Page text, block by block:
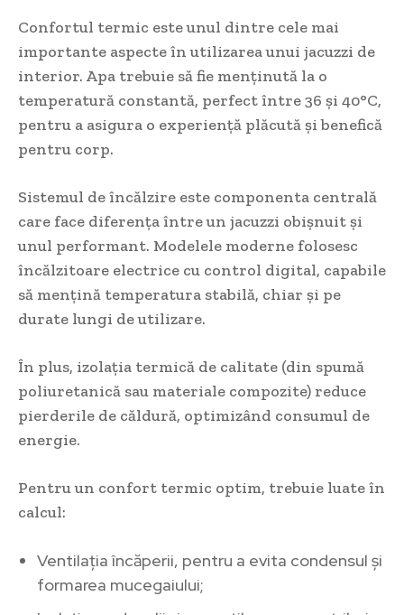
Confortul termic este unul dintre cele mai
importante aspecte în utilizarea unui jacuzzi de
interior. Apa trebuie să fie menținută la o
temperatură constantă, perfect între 36 și 40°C,
pentru a asigura o experiență plăcută și benefică
pentru corp.
Sistemul de încălzire este componenta centrală
care face diferența între un jacuzzi obișnuit și
unul performant. Modelele moderne folosesc
încălzitoare electrice cu control digital, capabile
să mențină temperatura stabilă, chiar și pe
durate lungi de utilizare.
În plus, izolația termică de calitate (din spumă
poliuretanică sau materiale compozite) reduce
pierderile de căldură, optimizând consumul de
energie.
Pentru un confort termic optim, trebuie luate în
calcul:
Ventilația încăperii, pentru a evita condensul și
formarea mucegaiului;